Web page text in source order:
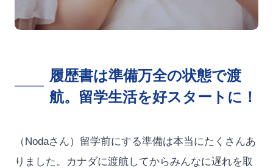
履歴書は準備万全の状態で渡
航。留学生活を好スタートに！
（Nodaさん）留学前にする準備は本当にたくさんあ
りました。カナダに渡航してからみんなに遅れを取